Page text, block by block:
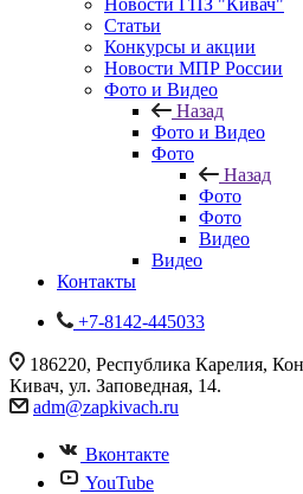
Новости ГПЗ "Кивач"
Статьи
Конкурсы и акции
Новости МПР России
Фото и Видео
Назад
Фото и Видео
Фото
Назад
Фото
Фото
Видео
Видео
Контакты
+7-8142-445033
186220, Республика Карелия,
Кивач, ул. Заповедная, 14.
adm@zapkivach.ru
Вконтакте
YouTube